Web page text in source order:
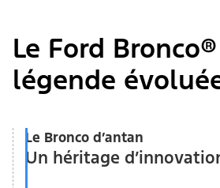
Le Ford
légende
Le Bronco d’antan
Un héritage